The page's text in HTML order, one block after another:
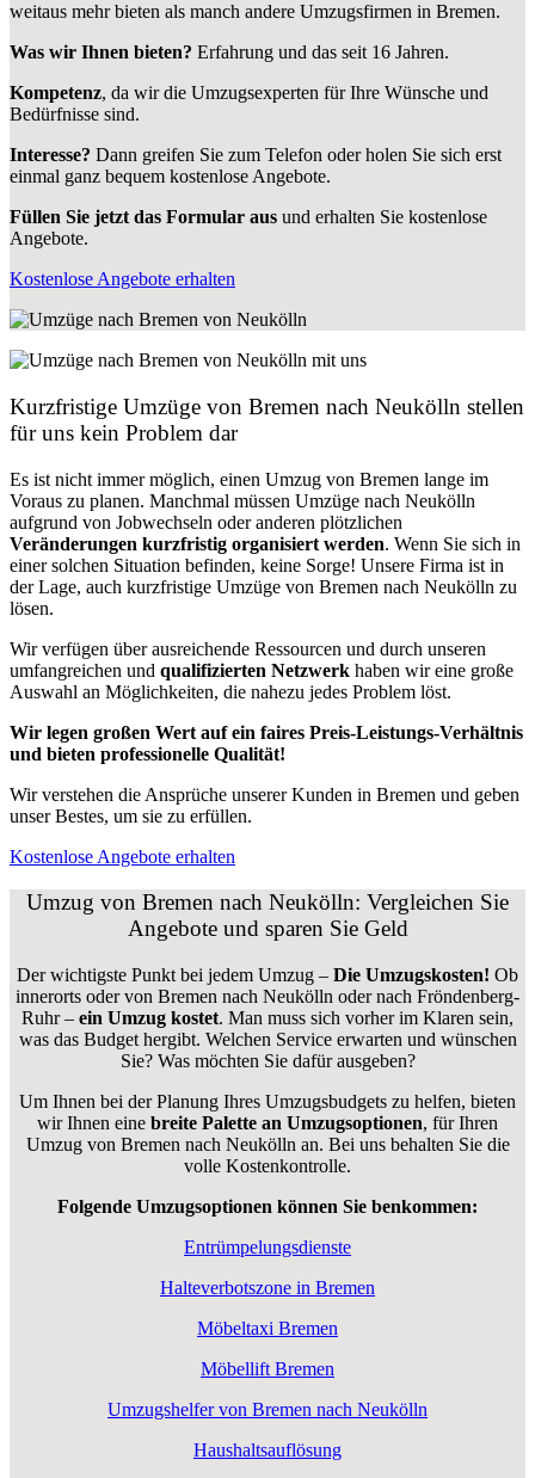
weitaus mehr bieten als manch andere Umzugsfirmen in Bremen.
Was wir Ihnen bieten? Erfahrung und das seit 16 Jahren.
Kompetenz, da wir die Umzugsexperten für Ihre Wünsche und
Bedürfnisse sind.
Interesse? Dann greifen Sie zum Telefon oder holen Sie sich erst
einmal ganz bequem kostenlose Angebote.
Füllen Sie jetzt das Formular aus und erhalten Sie kostenlose
Angebote.
Kostenlose Angebote erhalten
Kurzfristige Umzüge von Bremen nach Neukölln stellen
für uns kein Problem dar
Es ist nicht immer möglich, einen Umzug von Bremen lange im
Voraus zu planen. Manchmal müssen Umzüge nach Neukölln
aufgrund von Jobwechseln oder anderen plötzlichen
Veränderungen kurzfristig organisiert werden. Wenn Sie sich in
einer solchen Situation befinden, keine Sorge! Unsere Firma ist in
der Lage, auch kurzfristige Umzüge von Bremen nach Neukölln zu
lösen.
Wir verfügen über ausreichende Ressourcen und durch unseren
umfangreichen und qualifizierten Netzwerk haben wir eine große
Auswahl an Möglichkeiten, die nahezu jedes Problem löst.
Wir legen großen Wert auf ein faires Preis-Leistungs-Verhältnis
und bieten professionelle Qualität!
Wir verstehen die Ansprüche unserer Kunden in Bremen und geben
unser Bestes, um sie zu erfüllen.
Kostenlose Angebote erhalten
Umzug von Bremen nach Neukölln: Vergleichen Sie
Angebote und sparen Sie Geld
Der wichtigste Punkt bei jedem Umzug – Die Umzugskosten! Ob
innerorts oder von Bremen nach Neukölln oder nach Fröndenberg-
Ruhr – ein Umzug kostet. Man muss sich vorher im Klaren sein,
was das Budget hergibt. Welchen Service erwarten und wünschen
Sie? Was möchten Sie dafür ausgeben?
Um Ihnen bei der Planung Ihres Umzugsbudgets zu helfen, bieten
wir Ihnen eine breite Palette an Umzugsoptionen, für Ihren
Umzug von Bremen nach Neukölln an. Bei uns behalten Sie die
volle Kostenkontrolle.
Folgende Umzugsoptionen können Sie benkommen:
Entrümpelungsdienste
Halteverbotszone in Bremen
Möbeltaxi Bremen
Möbellift Bremen
Umzugshelfer von Bremen nach Neukölln
Haushaltsauflösung